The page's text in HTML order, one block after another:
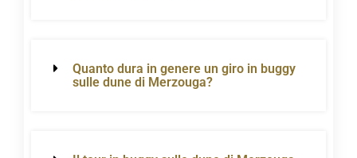
Quanto dura in genere un giro in buggy
sulle dune di Merzouga?